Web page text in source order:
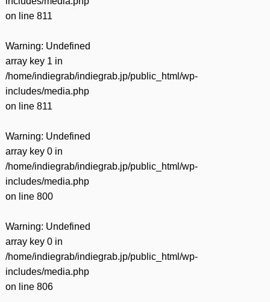
on line 811
Warning: Undefined
array key 1 in
/home/indiegrab/indiegrab.jp/public_html/wp-
includes/media.php
on line 811
Warning: Undefined
array key 0 in
/home/indiegrab/indiegrab.jp/public_html/wp-
includes/media.php
on line 800
Warning: Undefined
array key 0 in
/home/indiegrab/indiegrab.jp/public_html/wp-
includes/media.php
on line 806